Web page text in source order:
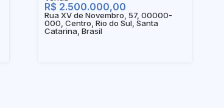
R$ 2.500.000,00
Rua XV de Novembro, 57, 00000-
000, Centro, Rio do Sul, Santa
Catarina, Brasil